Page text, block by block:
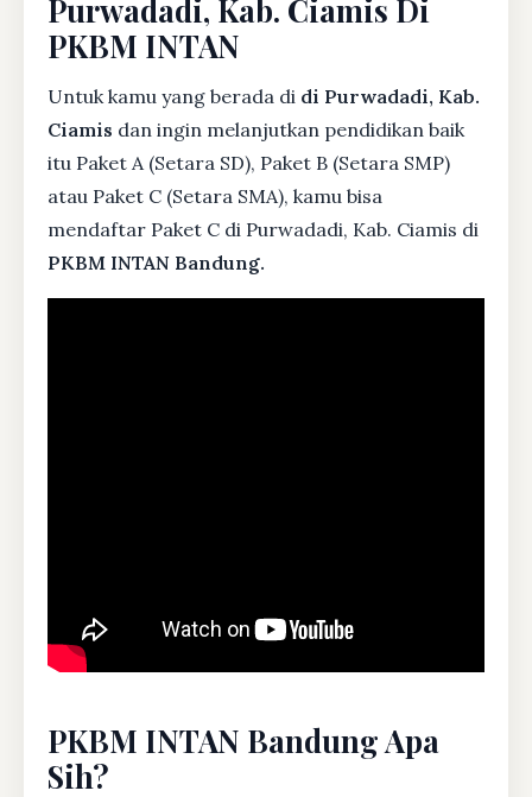
Purwadadi, Kab. Ciamis Di
PKBM INTAN
Untuk kamu yang berada di di Purwadadi, Kab.
Ciamis dan ingin melanjutkan pendidikan baik
itu Paket A (Setara SD), Paket B (Setara SMP)
atau Paket C (Setara SMA), kamu bisa
mendaftar Paket C di Purwadadi, Kab. Ciamis di
PKBM INTAN Bandung.
PKBM INTAN Bandung Apa
Sih?